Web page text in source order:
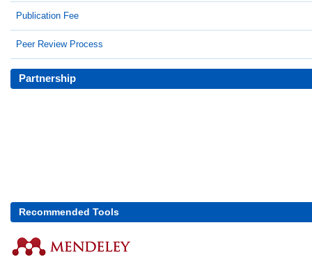
Publication Fee
Peer Review Process
Partnership
Recommended Tools